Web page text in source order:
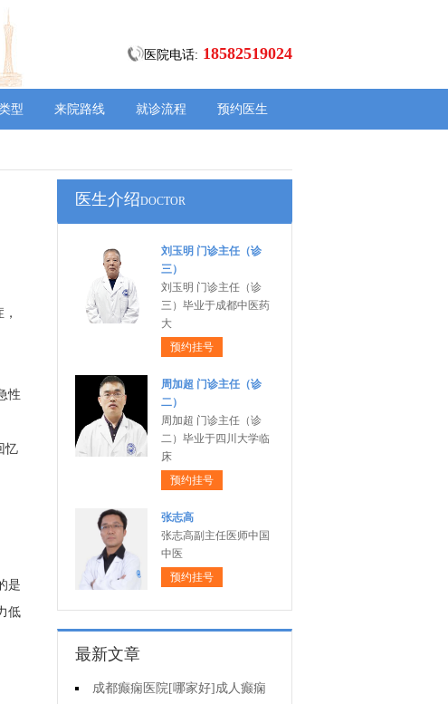
医院电话: 18582519024
型 来院路线 就诊流程 预约医生
性
忆
是
低
医生介绍DOCTOR
刘玉明 门诊主任（诊
三）
刘玉明 门诊主任（诊
三）毕业于成都中医药
大
预约挂号
周加超 门诊主任（诊
二）
周加超 门诊主任（诊
二）毕业于四川大学临
床
预约挂号
张志高
张志高副主任医师中国
中医
预约挂号
最新文章
成都癫痫医院[哪家好]成人癫痫